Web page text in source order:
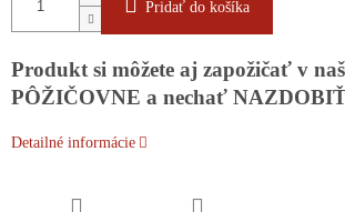
Pridať do košíka
Produkt si môžete aj zapožičať v
PÔŽIČOVNE a nechať
Detailné informácie